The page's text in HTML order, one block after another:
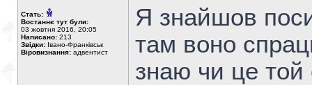
Стать:
Востаннє тут були:
03 жовтня 2016, 20:05
Написано: 213
Звідки: Івано-Франківськ
Віровизнання: адвентист
Я знайшов
там воно
знаю чи це